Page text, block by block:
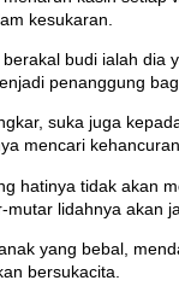
kesukaran.
budi ialah dia
penanggung
suka juga
mencari
hatinya tidak akan
lidahnya akan
yang bebal,
bersukacita.